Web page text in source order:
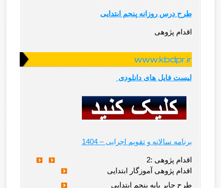
طرح درس روزانه پنجم ابتدایی
اقدام پژوهی
www.kbdpr.ir
لیست فایل های دانلودی
1404 – برنامه سالانه و تقویم اجرایی
2: اقدام پژوهی
اقدام پژوهی آموزگار ابتدایی
طرح جابر پایه پنجم ابتدایی